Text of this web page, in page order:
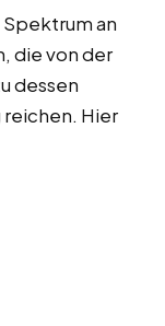
an
die von der
dessen
Hier